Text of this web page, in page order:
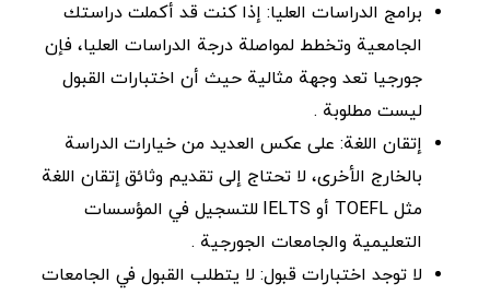
برامج الدراسات العليا: إذا كنت قد أكملت دراستك
الجامعية وتخطط لمواصلة درجة الدراسات العليا، فإن
جورجيا تعد وجهة مثالية حيث أن اختبارات القبول
ليست مطلوبة .
إتقان اللغة: على عكس العديد من خيارات الدراسة
بالخارج الأخرى، لا تحتاج إلى تقديم وثائق إتقان اللغة
مثل TOEFL أو IELTS للتسجيل في المؤسسات
التعليمية والجامعات الجورجية .
لا توجد اختبارات قبول: لا يتطلب القبول في الجامعات